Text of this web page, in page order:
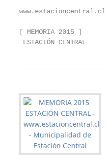
www.estacioncentral.cl
[ MEMORIA 2015 ]
ESTACIÓN CENTRAL